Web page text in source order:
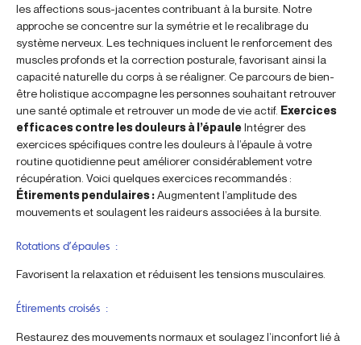
les affections sous-jacentes contribuant à la bursite. Notre
approche se concentre sur la symétrie et le recalibrage du
système nerveux. Les techniques incluent le renforcement des
muscles profonds et la correction posturale, favorisant ainsi la
capacité naturelle du corps à se réaligner. Ce parcours de bien-
être holistique accompagne les personnes souhaitant retrouver
une santé optimale et retrouver un mode de vie actif. Exercices
efficaces contre les douleurs à l’épauleIntégrer des
exercices spécifiques contre les douleurs à l’épaule à votre
routine quotidienne peut améliorer considérablement votre
récupération. Voici quelques exercices recommandés :
Étirements pendulaires :Augmentent l’amplitude des
mouvements et soulagent les raideurs associées à la bursite.
Rotations d’épaules :
Favorisent la relaxation et réduisent les tensions musculaires.
Étirements croisés :
Restaurez des mouvements normaux et soulagez l’inconfort lié à